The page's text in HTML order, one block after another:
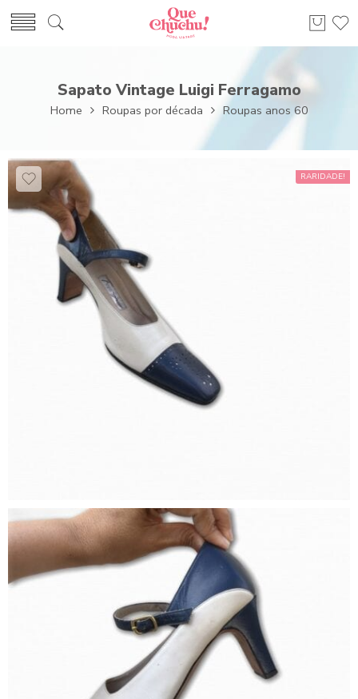
Sapato Vintage Luigi Ferragamo
Home Roupas por década Roupas anos 60
RARIDADE!